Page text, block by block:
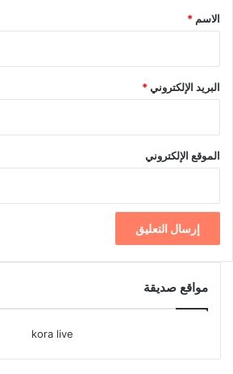
*
الاسم *
البريد الإلكتروني*
الموقع الإلكتروني
مواقع صديقة
kora live